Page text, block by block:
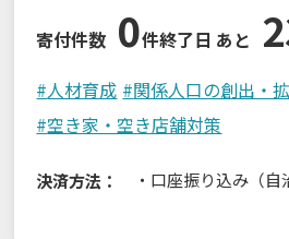
寄付件数 0件終了日 あと
#人材育成 #関係人口の創出・
#空き家・空き店舗対策
決済方法： ・ 口座振り込み（自